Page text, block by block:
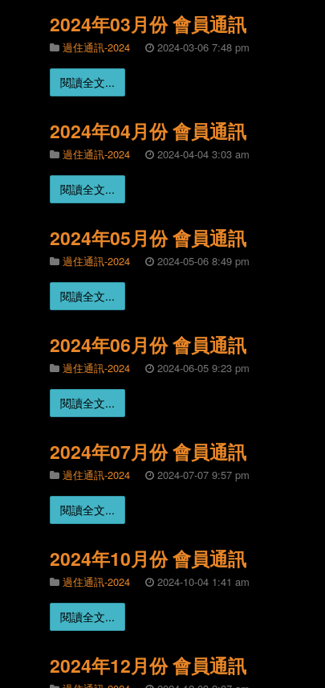
2024年03月份 會員通訊
過住通訊-2024 2024-03-06 7:48 pm
閱讀全文...
2024年04月份 會員通訊
過住通訊-2024 2024-04-04 3:03 am
閱讀全文...
2024年05月份 會員通訊
過住通訊-2024 2024-05-06 8:49 pm
閱讀全文...
2024年06月份 會員通訊
過住通訊-2024 2024-06-05 9:23 pm
閱讀全文...
2024年07月份 會員通訊
過住通訊-2024 2024-07-07 9:57 pm
閱讀全文...
2024年10月份 會員通訊
過住通訊-2024 2024-10-04 1:41 am
閱讀全文...
2024年12月份 會員通訊